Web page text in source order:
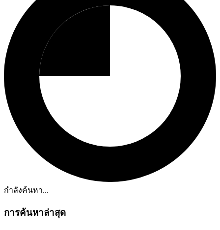
กำลังค้นหา...
การค้นหาล่าสุด